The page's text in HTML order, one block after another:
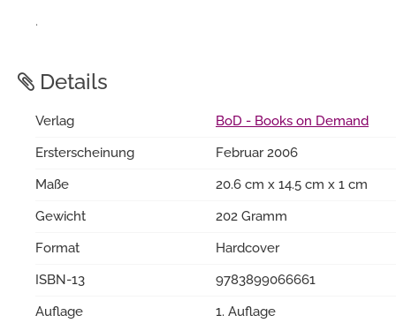
.
Details
Verlag
BoD - Books on Demand
Ersterscheinung
Februar 2006
Maße
20.6 cm x 14.5 cm x 1 cm
Gewicht
202 Gramm
Format
Hardcover
ISBN-13
9783899066661
Auflage
1. Auflage